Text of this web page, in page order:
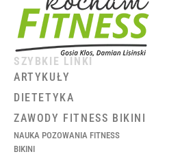
SZYBKIE LINKI
ARTYKUŁY
DIETETYKA
ZAWODY FITNESS BIKINI
NAUKA POZOWANIA FITNESS
BIKINI